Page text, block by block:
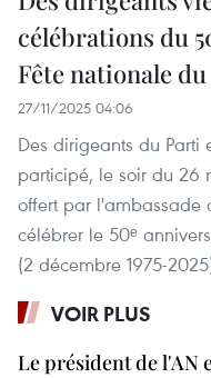
célébrations du
Fête nationale du
27/11/2025 04:06
Des dirigeants du Parti
participé, le soir du 26
offert par l'ambassade
célébrer le 50ᵉ
(2 décembre 1975-
VOIR PLUS
Le président de l'AN